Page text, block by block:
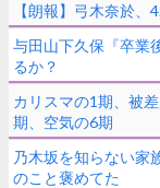
【朗報】弓木奈於
与田山下久保『卒業
るか？
カリスマの1期、被
期、空気の6期
乃木坂を知らない家
のこと褒めてた